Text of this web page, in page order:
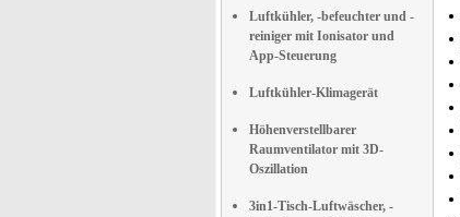
Luftkühler, -befeuchter und -
reiniger mit Ionisator und
App-Steuerung
Luftkühler-Klimagerät
Höhenverstellbarer
Raumventilator mit 3D-
Oszillation
3in1-Tisch-Luftwäscher, -